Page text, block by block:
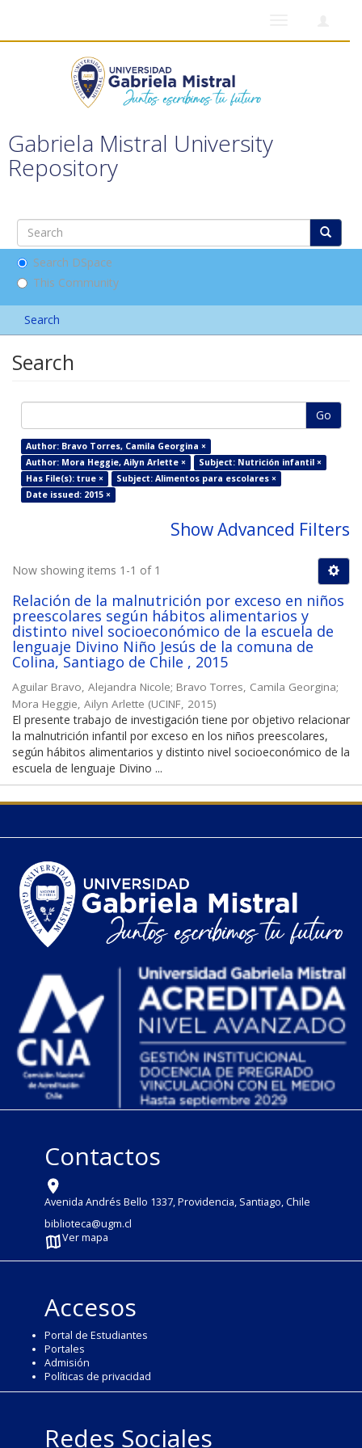
Gabriela Mistral University
Repository
Search DSpace
This Community
Search
Search
Go
Author: Bravo Torres, Camila Georgina ×
Author: Mora Heggie, Ailyn Arlette ×
Subject: Nutrición infantil ×
Has File(s): true ×
Subject: Alimentos para escolares ×
Date issued: 2015 ×
Show Advanced Filters
Now showing items 1-1 of 1
Relación de la malnutrición por exceso en niños
preescolares según hábitos alimentarios y
distinto nivel socioeconómico de la escuela de
lenguaje Divino Niño Jesús de la comuna de
Colina, Santiago de Chile , 2015
Aguilar Bravo, Alejandra Nicole; Bravo Torres, Camila Georgina;
Mora Heggie, Ailyn Arlette (UCINF, 2015)
El presente trabajo de investigación tiene por objetivo relacionar
la malnutrición infantil por exceso en los niños preescolares,
según hábitos alimentarios y distinto nivel socioeconómico de la
escuela de lenguaje Divino ...
Contactos
Avenida Andrés Bello 1337, Providencia, Santiago, Chile
biblioteca@ugm.cl
Ver mapa
Accesos
Portal de Estudiantes
Portales
Admisión
Políticas de privacidad
Redes Sociales